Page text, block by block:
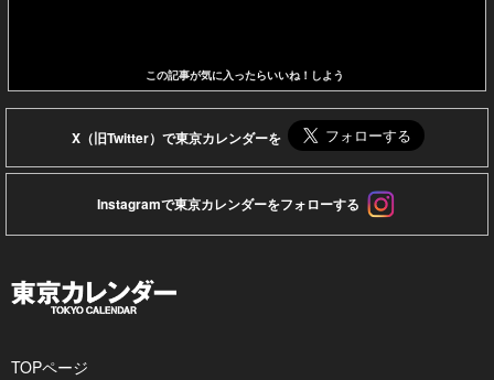
この記事が気に入ったらいいね！しよう
X（旧Twitter）で東京カレンダーを
Instagramで東京カレンダーをフォローする
TOPページ